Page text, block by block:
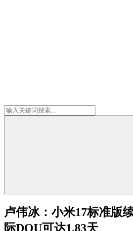
卢伟冰：小米17标准版
际DOU可达1.83天